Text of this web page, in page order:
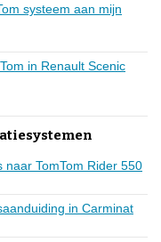
systeem aan mijn
in Renault Scenic
TomTom Rider 550
in Carminat